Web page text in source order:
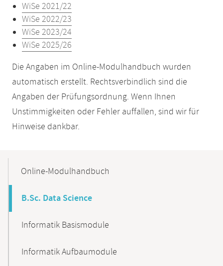
WiSe 2021/22
WiSe 2022/23
WiSe 2023/24
WiSe 2025/26
Die Angaben im Online-Modulhandbuch wurden
automatisch erstellt. Rechtsverbindlich sind die
Angaben der Prüfungsordnung. Wenn Ihnen
Unstimmigkeiten oder Fehler auffallen, sind wir für
Hinweise dankbar.
NavigationOnline-Modulhandbuch
B.Sc. Data Science
Informatik Basismodule
Informatik Aufbaumodule